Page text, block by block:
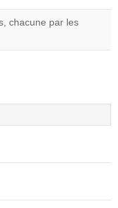
chacune par les